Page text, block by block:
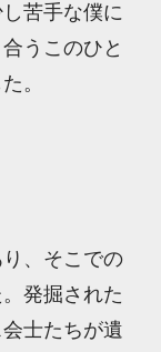
苦手な僕に
うこのひと
。
、そこでの
発掘された
士たちが遺